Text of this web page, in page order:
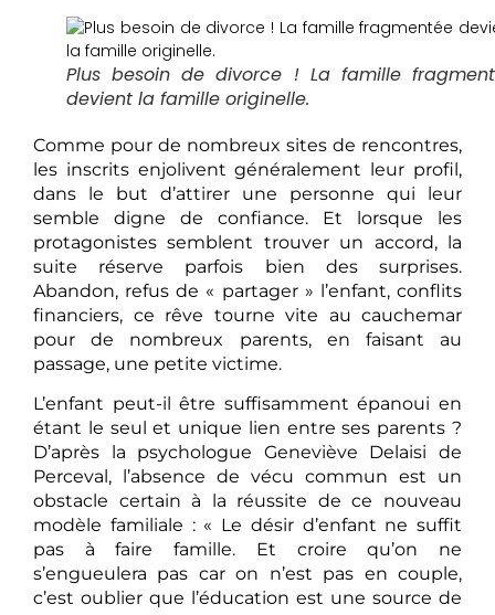
Plus besoin de divorce ! La famille
devient la famille originelle.
Comme pour de nombreux sites de rencontres,
les inscrits enjolivent généralement leur profil,
dans le but d’attirer une personne qui leur
semble digne de confiance. Et lorsque les
protagonistes semblent trouver un accord, la
suite réserve parfois bien des surprises.
Abandon, refus de « partager » l’enfant, conflits
financiers, ce rêve tourne vite au cauchemar
pour de nombreux parents, en faisant au
passage, une petite victime.
L’enfant peut-il être suffisamment épanoui en
étant le seul et unique lien entre ses parents ?
D’après la psychologue Geneviève Delaisi de
Perceval, l’absence de vécu commun est un
obstacle certain à la réussite de ce nouveau
modèle familiale : « Le désir d’enfant ne suffit
pas à faire famille. Et croire qu’on ne
s’engueulera pas car on n’est pas en couple,
c’est oublier que l’éducation est une source de